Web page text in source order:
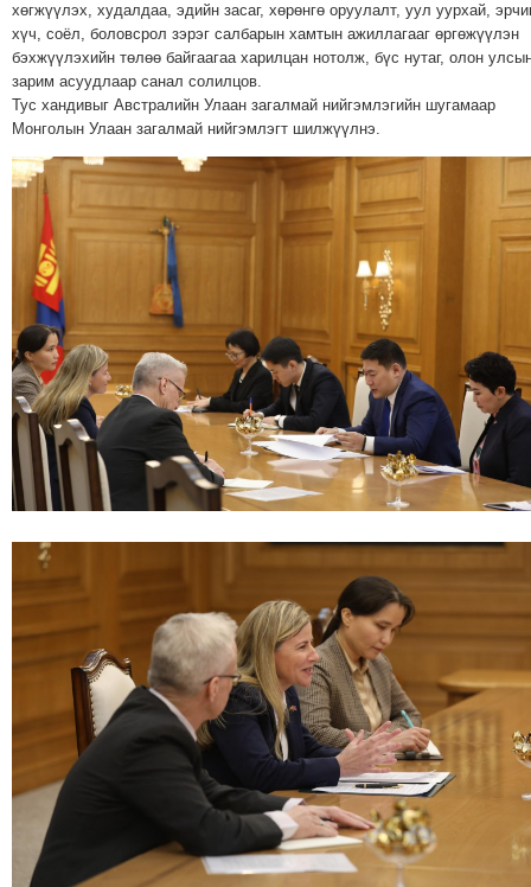
ГРАНАТ
ДЭЛБЭРСЭН
ОСЛЫН
ЭРГЭН
ТОЙРОНД
ТӨВСИЙН
ТОДОТГОЛЫН
ЭРГЭН
ТОЙРОНД
ЕРӨНХИЙЛӨГЧИЙН
СОНГУУЛИЙН
ЭРГЭН
ТОЙРОНД
29
ДҮГЭЭР
СУРГУУЛИЙН
ЭРГЭН
ЗӨРЧЛИЙН
ЕРӨНХИЙЛӨГЧИЙН
СОНГУУЛЬ-2017
хөгжүүлэх, худалдаа, эдийн засаг, хөрөнгө оруулалт, уул уурхай,
хүч, соёл, боловсрол зэрэг салбарын хамтын ажиллагааг өргөжүүлэн
бэхжүүлэхийн төлөө байгаагаа харилцан нотолж, бүс нутаг, олон
зарим асуудлаар санал солилцов.
Тус хандивыг Австралийн Улаан загалмай нийгэмлэгийн шугамаар
Монголын Улаан загалмай нийгэмлэгт шилжүүлнэ.